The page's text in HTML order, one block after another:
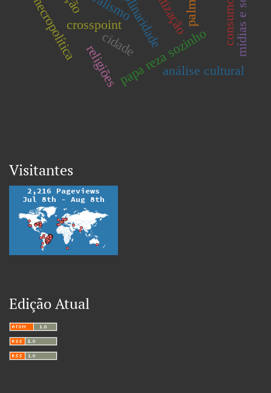
papa reza sozinho
crosspoint
religiões análise cultural
cidade
necropolítica
Visitantes
Edição Atual